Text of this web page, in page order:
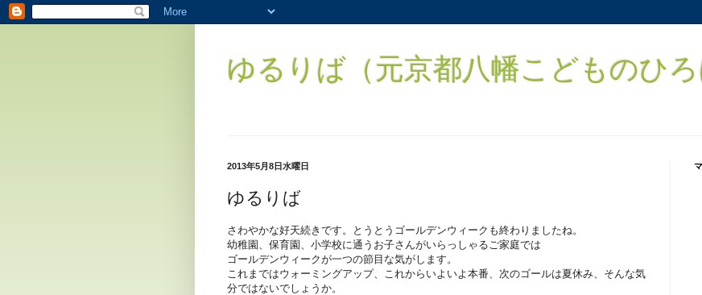
ゆるりば（元京都八幡こどものひ
2013年5月8日水曜日
ゆるりば
さわやかな好天続きです。とうとうゴールデンウィークも終わりましたね。
幼稚園、保育園、小学校に通うお子さんがいらっしゃるご家庭では
ゴールデンウィークが一つの節目な気がします。
これまではウォーミングアップ、これからいよいよ本番、次のゴールは夏休み、そんな気
分ではないでしょうか。